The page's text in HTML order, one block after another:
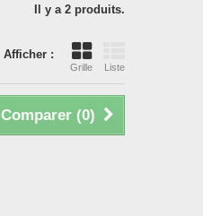
Il y a 2 produits.
Afficher :
Grille Liste
Comparer (0)